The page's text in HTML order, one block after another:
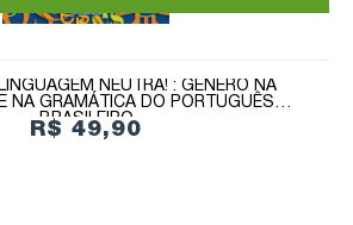
NEUTRA! : GÊNERO NA
NA GRAMÁTICA DO PORTUGUÊS
BRASILEIRO
R$ 49,90